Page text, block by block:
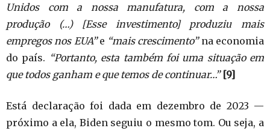
Unidos com a nossa manufatura, com a nossa
produção (…) [Esse investimento] produziu mais
empregos nos EUA”e “mais crescimento”na economia
do país. “Portanto, esta também foi uma situação em
que todos ganham e que temos de continuar…” [9]
Está declaração foi dada em dezembro de 2023 —
próximo a ela, Biden seguiu o mesmo tom. Ou seja, a